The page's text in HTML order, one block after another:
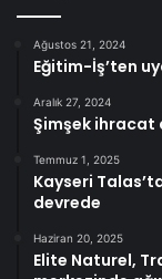
Ağustos 21, 2024
Eğitim-İş’ten
Aralık 27, 2024
Şimşek ihracat
Temmuz 1, 2025
Kayseri
devrede
Haziran 20, 2025
Elite Naturel,